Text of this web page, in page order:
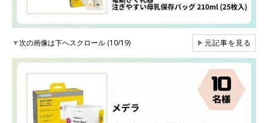
▼次の画像は下へスクロール (10/19) ▶元記事を見る